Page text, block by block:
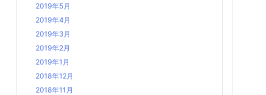
2019年5月
2019年4月
2019年3月
2019年2月
2019年1月
2018年12月
2018年11月